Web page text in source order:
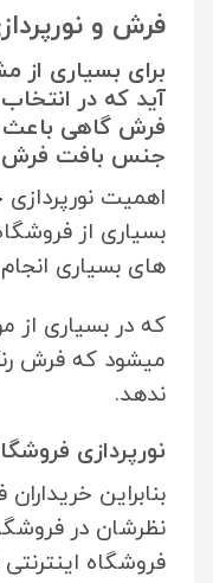
فرش و
برای بسیاری از
آید که در
فرش گاهی
جنس بافت فرش
اهمیت
بسیاری از
های بسیاری
که در بسیاری از
میشود که فرش
ندهد.
نورپردازی
بنابراین
نظرشان در
فروشگاه